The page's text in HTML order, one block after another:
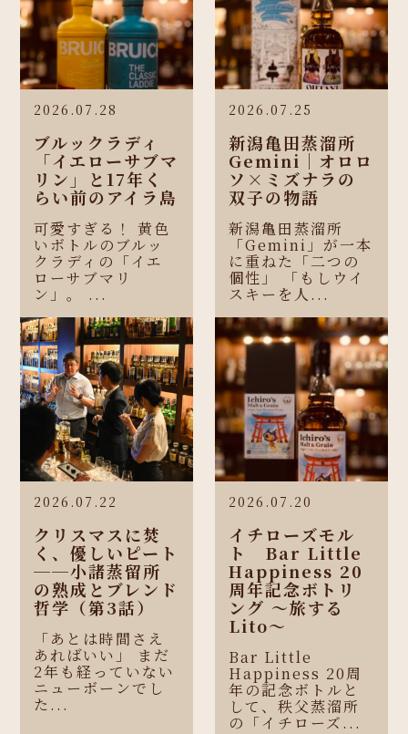
2026.07.28
ブルックラディ
「イエローサブマ
リン」と17年く
らい前のアイラ島
可愛すぎる！ 黄色
いボトルのブルッ
クラディの「イエ
ローサブマリ
ン」。 ...
2026.07.25
新潟亀田蒸溜所
Gemini｜オロロ
ソ×ミズナラの
双子の物語
新潟亀田蒸溜所
「Gemini」が一本
に重ねた「二つの
個性」 「もしウイ
スキーを人...
2026.07.22
クリスマスに焚
く、優しいピート
──小諸蒸留所
の熟成とブレンド
哲学（第3話）
「あとは時間さえ
あればいい」 まだ
2年も経っていない
ニューボーンでし
た...
2026.07.20
イチローズモル
ト Bar Little
Happiness 20
周年記念ボトリ
ング 〜旅する
Lito〜
Bar Little
Happiness 20周
年の記念ボトルと
して、秩父蒸溜所
の「イチローズ...